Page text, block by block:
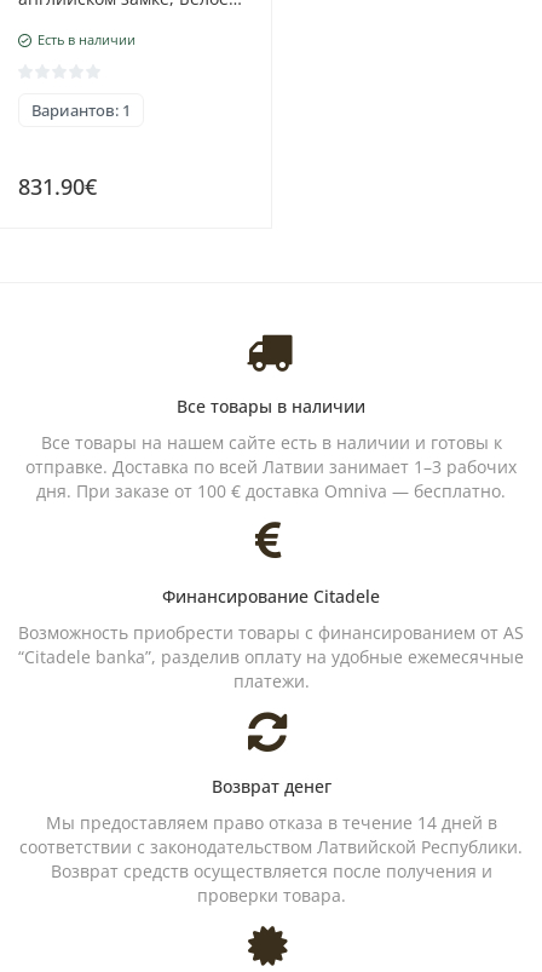
Бриллианты
Есть в наличии
Вариантов: 1
831.90€
Все товары в наличии
Все товары на нашем сайте есть в наличии и готовы к
отправке. Доставка по всей Латвии занимает 1–3 рабочих
дня. При заказе от 100 € доставка Omniva — бесплатно.
Финансирование Citadele
Возможность приобрести товары с финансированием от AS
“Citadele banka”, разделив оплату на удобные ежемесячные
платежи.
Возврат денег
Мы предоставляем право отказа в течение 14 дней в
соответствии с законодательством Латвийской Республики.
Возврат средств осуществляется после получения и
проверки товара.